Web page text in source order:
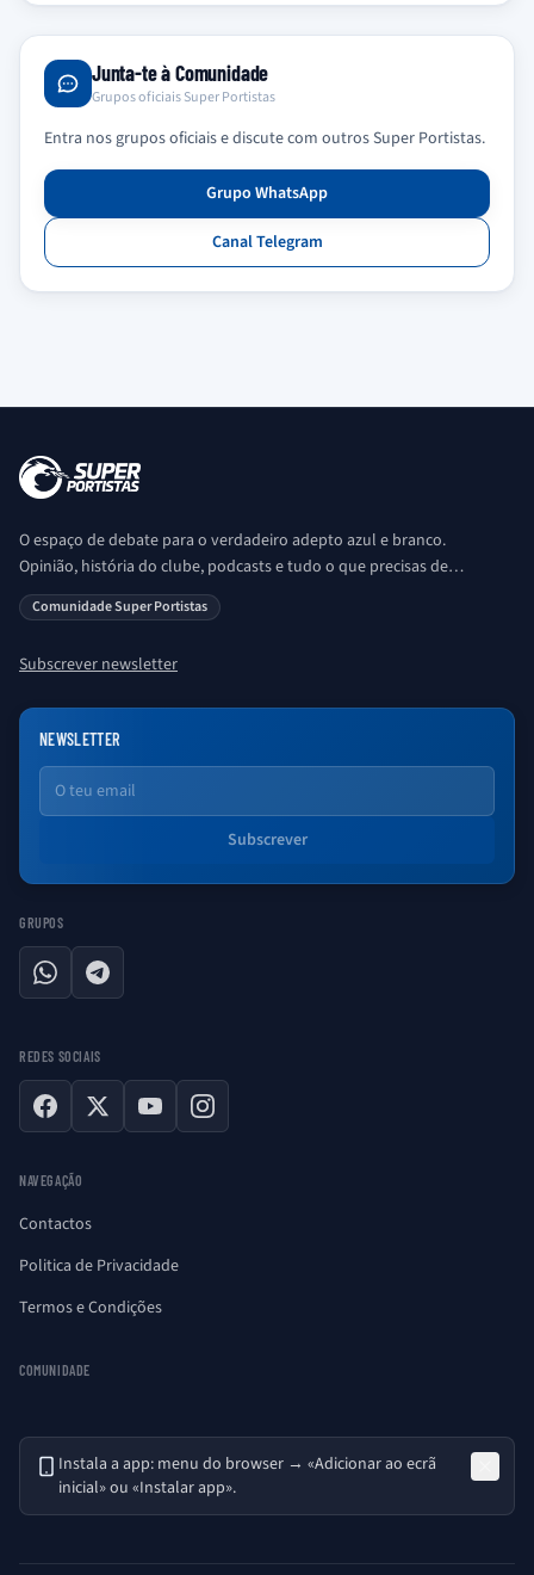
Junta-te à Comunidade
Grupos oficiais Super Portistas
Entra nos grupos oficiais e discute com outros Super Portistas.
Grupo WhatsApp
Canal Telegram
O espaço de debate para o verdadeiro adepto azul e branco.
Opinião, história do clube, podcasts e tudo o que precisas de
saber sobre o universo Porto. Ser Porto é aqui!
Comunidade Super Portistas
Subscrever newsletter
NEWSLETTER
Email
Subscrever
GRUPOS
WhatsAppTelegram
REDES SOCIAIS
Facebook
X YouTubeInstagram
NAVEGAÇÃO
Contactos
Politica de Privacidade
Termos e Condições
COMUNIDADE
Instala a app: menu do browser → «Adicionar ao ecrã
inicial» ou «Instalar app».